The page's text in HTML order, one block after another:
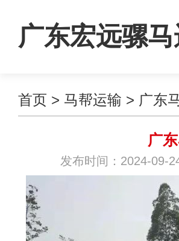
广东宏远骡
首页 > 马帮运输 > 广东
广
发布时间：2024-09-